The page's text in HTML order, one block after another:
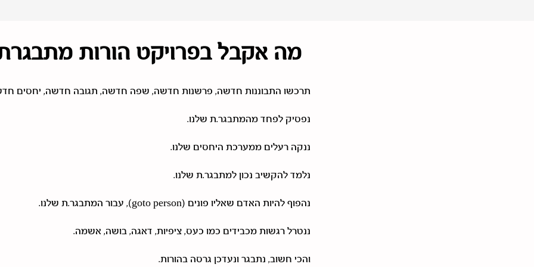
מה אקבל בפרויקט הורות
תרכשו התבוננות חדשה, פרשנות חדשה, שפה חדשה, תגובה חדשה, יחסים
נפסיק לפחד מהמתבגר.ת שלנו.
ננקה רעלים ממערכת היחסים שלנו.
נלמד להקשיב נכון למתבגר.ת שלנו.
נהפוף להיות האדם שאליו פונים (goto person), עבור המתבגר.ת שלנו.
ננטרל רגשות מכבידים כמו כעס, ציפיות, דאגה, בושה, אשמה.
והכי חשוב, נתבגר ונעדכן גרסה בהורות.